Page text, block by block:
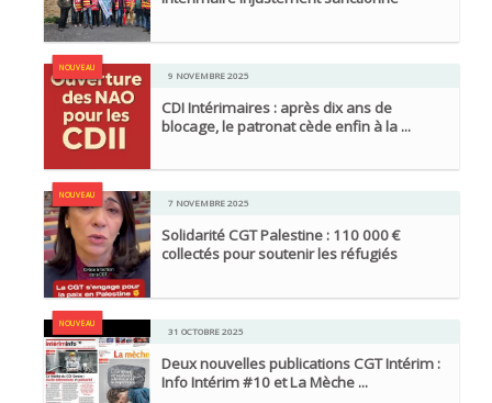
NOUVEAU
9 NOVEMBRE 2025
CDI Intérimaires : après dix ans de
blocage, le patronat cède enfin à la ...
NOUVEAU
7 NOVEMBRE 2025
Solidarité CGT Palestine : 110 000 €
collectés pour soutenir les réfugiés
NOUVEAU
31 OCTOBRE 2025
Deux nouvelles publications CGT Intérim :
Info Intérim #10 et La Mèche ...